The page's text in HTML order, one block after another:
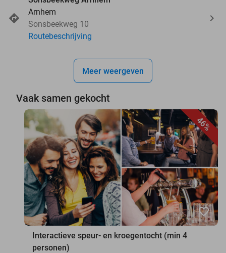
Arnhem
Sonsbeekweg 10
Routebeschrijving
Meer weergeven
Vaak samen gekocht
46%
favorite_border
Interactieve speur- en kroegentocht (min 4
personen)